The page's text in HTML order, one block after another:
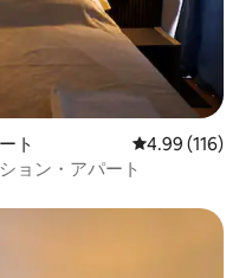
ト レビュー116
4.99 (116)
ョン・アパート